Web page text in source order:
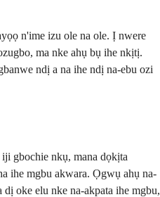
n'ime izu ole na ole. Ị nwere
ma nke ahụ bụ ihe nkịtị.
ndị a na ihe ndị na-ebu ozi
gbochie nkụ, mana dọkịta
ihe mgbu akwara. Ọgwụ ahụ na-
oke elu nke na-akpata ihe mgbu,